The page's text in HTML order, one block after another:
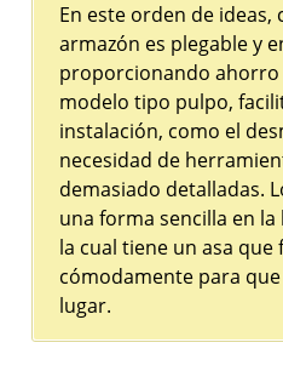
En este orden de ideas,
armazón es plegable y
proporcionando ahorro
modelo tipo pulpo,
instalación, como el
necesidad de
demasiado detalladas.
una forma sencilla en
la cual tiene un asa que
cómodamente para
lugar.